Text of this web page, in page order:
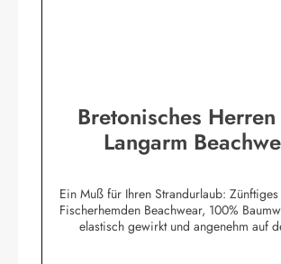
Bretonisches
Langarm
Ein Muß für Ihren Strandurlaub:
Fischerhemden Beachwear, 100%
elastisch gewirkt und angenehm auf